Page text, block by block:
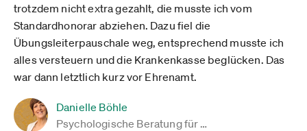
trotzdem nicht extra gezahlt, die musste ich vom
Standardhonorar abziehen. Dazu fiel die
Übungsleiterpauschale weg, entsprechend musste ich
alles versteuern und die Krankenkasse beglücken. Das
war dann letztlich kurz vor Ehrenamt.
Danielle Böhle
Psychologische Beratung für …